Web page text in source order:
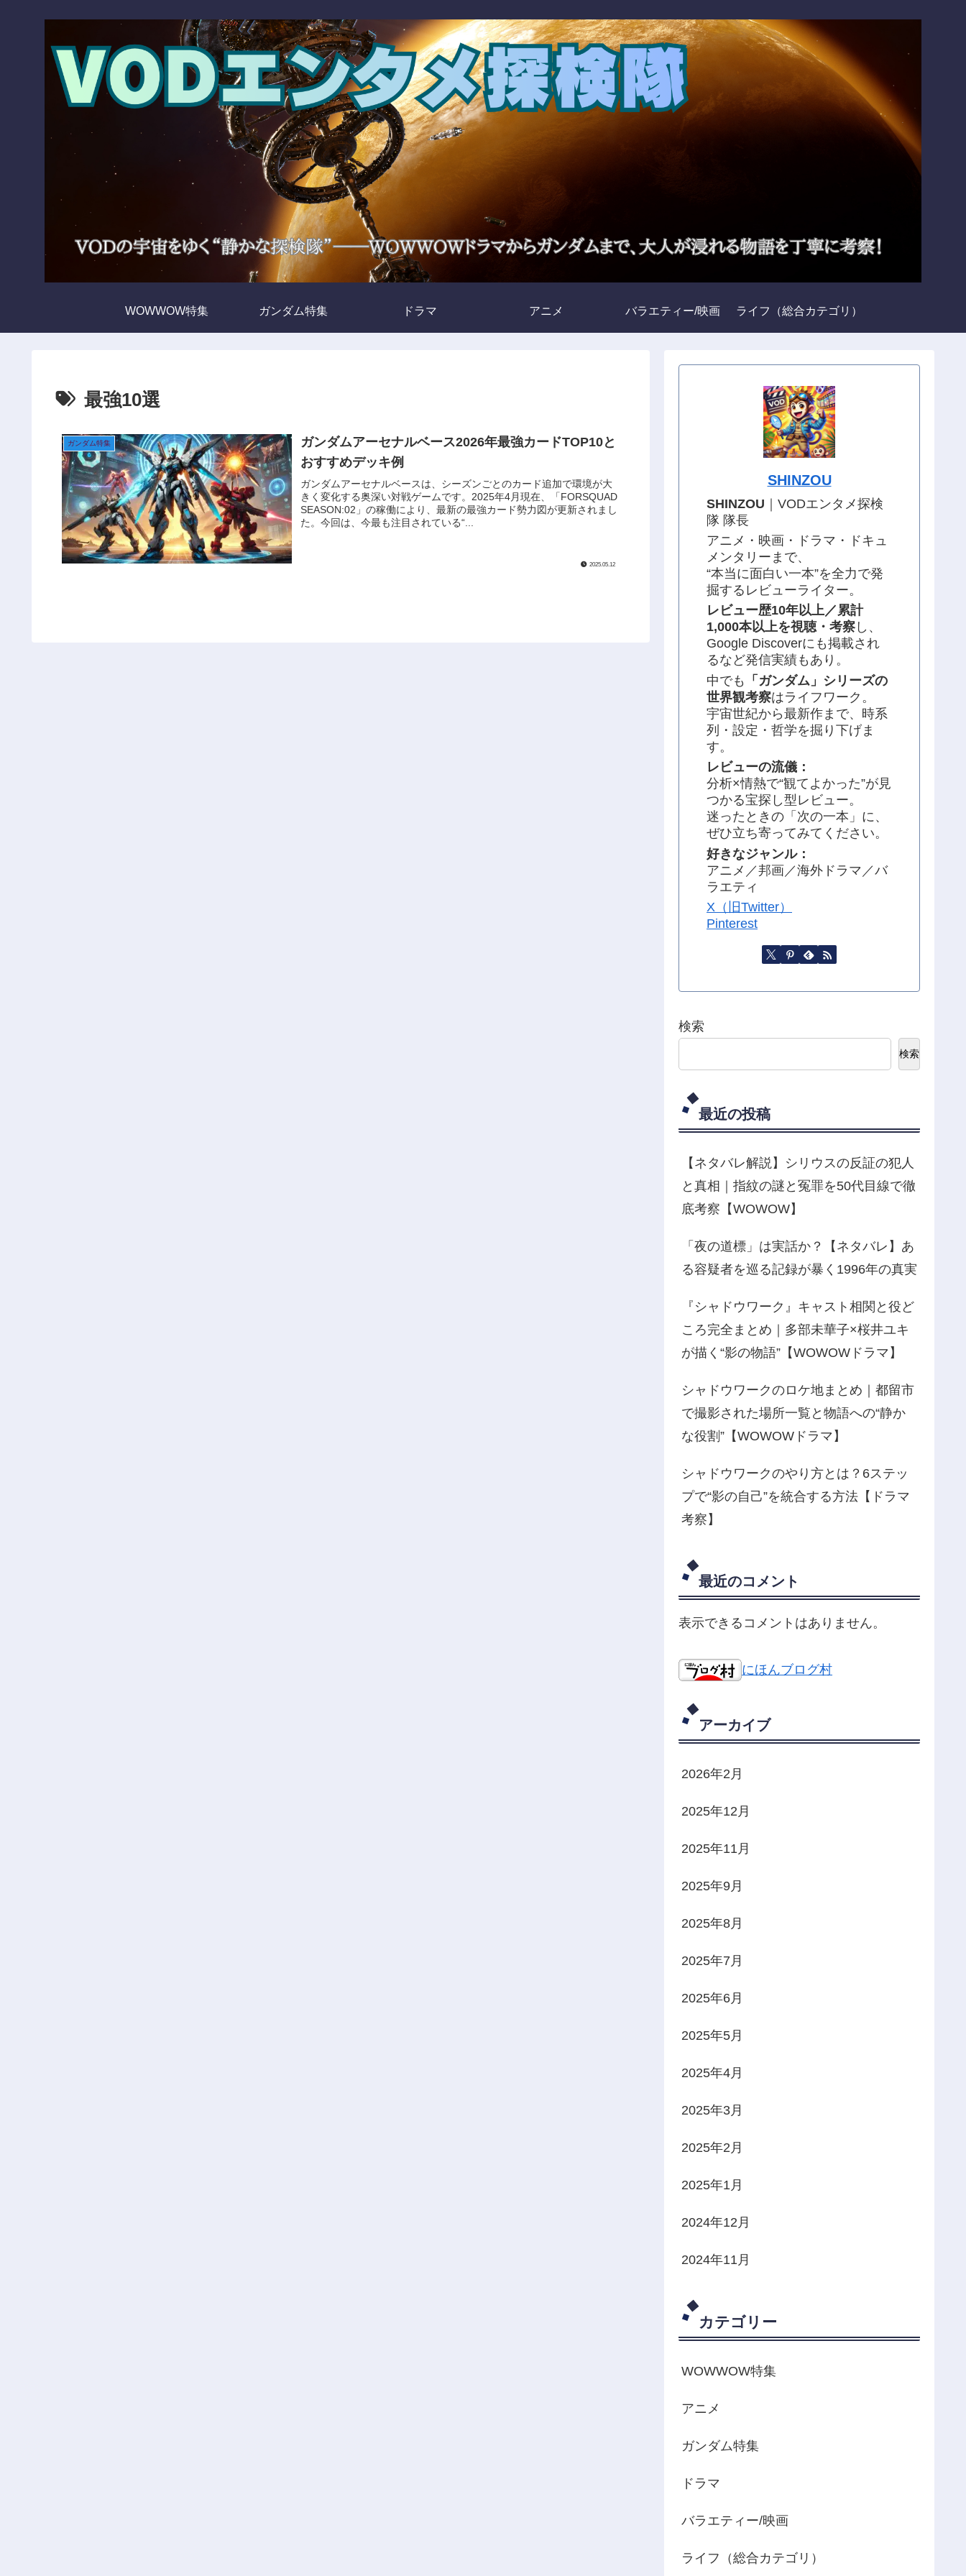
WOWWOW特集 ガンダム特集 ドラマ アニメ バラエティー/映画 ライフ（総合カテゴリ）
最強10選
ガンダム特集
ガンダムアーセナルベース2026年最強カードTOP10と
おすすめデッキ例
ガンダムアーセナルベースは、シーズンごとのカード追加で環境が大
きく変化する奥深い対戦ゲームです。2025年4月現在、「FORSQUAD
SEASON:02」の稼働により、最新の最強カード勢力図が更新されまし
た。今回は、今最も注目されている“...
2025.05.12
SHINZOU
SHINZOU ｜VODエンタメ探検
隊 隊長
アニメ・映画・ドラマ・ドキュ
メンタリーまで、
“本当に面白い一本”を全力で発
掘するレビューライター。
レビュー歴10年以上／累計
1,000本以上を視聴・考察 し、
Google Discoverにも掲載され
るなど発信実績もあり。
中でも
「ガンダム」シリーズの
世界観考察はライフワーク。
宇宙世紀から最新作まで、時系
列・設定・哲学を掘り下げま
す。
レビューの流儀：
分析×情熱で“観てよかった”が見
つかる宝探し型レビュー。
迷ったときの「次の一本」に、
ぜひ立ち寄ってみてください。
好きなジャンル：
アニメ／邦画／海外ドラマ／バ
ラエティ
X（旧Twitter）
Pinterest
検索
検索
最近の投稿
【ネタバレ解説】シリウスの反証の犯人
と真相｜指紋の謎と冤罪を50代目線で徹
底考察【WOWOW】
「夜の道標」は実話か？【ネタバレ】あ
る容疑者を巡る記録が暴く1996年の真実
『シャドウワーク』キャスト相関と役ど
ころ完全まとめ｜多部未華子×桜井ユキ
が描く“影の物語”【WOWOWドラマ】
シャドウワークのロケ地まとめ｜都留市
で撮影された場所一覧と物語への“静か
な役割”【WOWOWドラマ】
シャドウワークのやり方とは？6ステッ
プで“影の自己”を統合する方法【ドラマ
考察】
最近のコメント
表示できるコメントはありません。
にほんブログ村
アーカイブ
2026年2月
2025年12月
2025年11月
2025年9月
2025年8月
2025年7月
2025年6月
2025年5月
2025年4月
2025年3月
2025年2月
2025年1月
2024年12月
2024年11月
カテゴリー
WOWWOW特集
アニメ
ガンダム特集
ドラマ
バラエティー/映画
ライフ（総合カテゴリ）